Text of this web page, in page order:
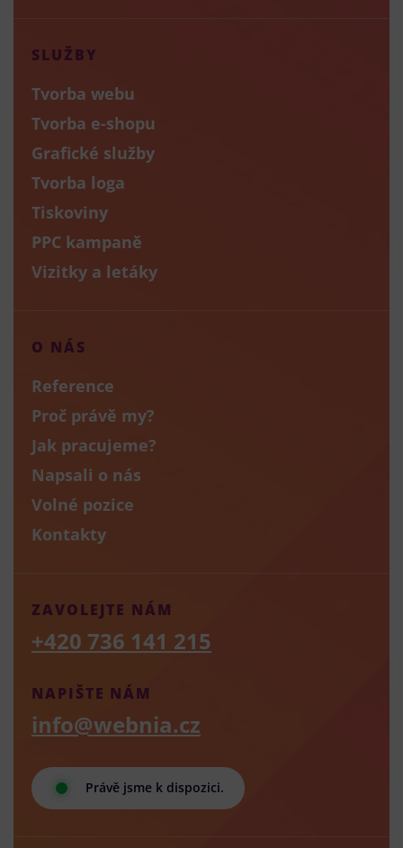
SLUŽBY
Tvorba webu
Tvorba e-shopu
Grafické služby
Tvorba loga
Tiskoviny
PPC kampaně
Vizitky a letáky
O NÁS
Reference
Proč právě my?
Jak pracujeme?
Napsali o nás
Volné pozice
Kontakty
Právě jsme k dispozici.
NAPIŠTE NÁM
info@webnia.cz
ZAVOLEJTE NÁM
+420 736 141 215